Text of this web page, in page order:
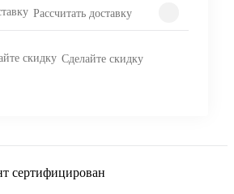
Рассчитать доставку
Сделайте скидку